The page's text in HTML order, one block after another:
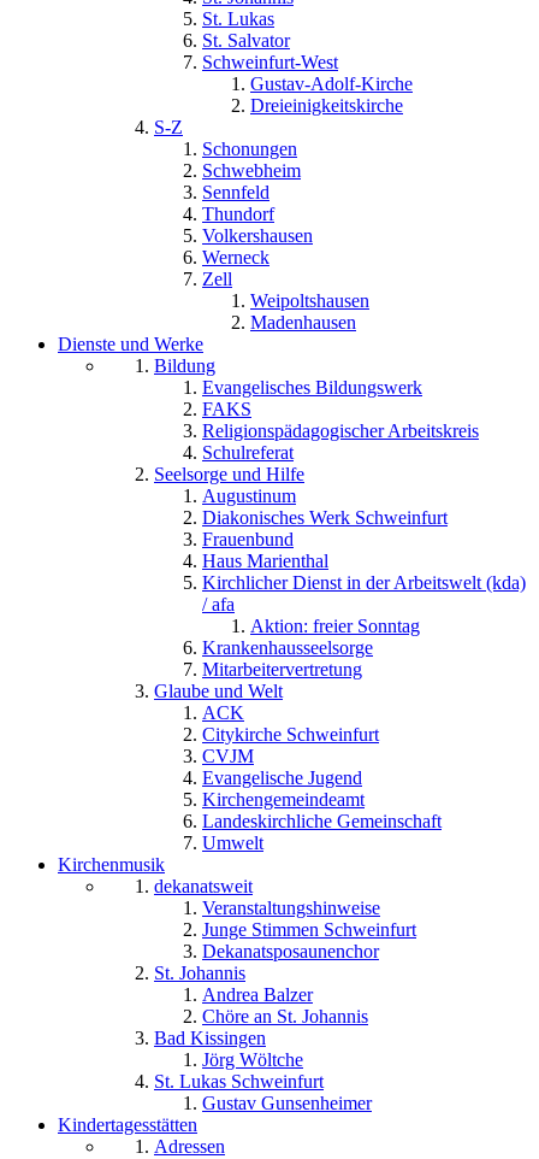
St. Lukas
St. Salvator
Schweinfurt-West
Gustav-Adolf-Kirche
Dreieinigkeitskirche
S-Z
Schonungen
Schwebheim
Sennfeld
Thundorf
Volkershausen
Werneck
Zell
Weipoltshausen
Madenhausen
Dienste und Werke
Bildung
Evangelisches Bildungswerk
FAKS
Religionspädagogischer Arbeitskreis
Schulreferat
Seelsorge und Hilfe
Augustinum
Diakonisches Werk Schweinfurt
Frauenbund
Haus Marienthal
Kirchlicher Dienst in der Arbeitswelt (kda)
/ afa
Aktion: freier Sonntag
Krankenhausseelsorge
Mitarbeitervertretung
Glaube und Welt
ACK
Citykirche Schweinfurt
CVJM
Evangelische Jugend
Kirchengemeindeamt
Landeskirchliche Gemeinschaft
Umwelt
Kirchenmusik
dekanatsweit
Veranstaltungshinweise
Junge Stimmen Schweinfurt
Dekanatsposaunenchor
St. Johannis
Andrea Balzer
Chöre an St. Johannis
Bad Kissingen
Jörg Wöltche
St. Lukas Schweinfurt
Gustav Gunsenheimer
Kindertagesstätten
Adressen